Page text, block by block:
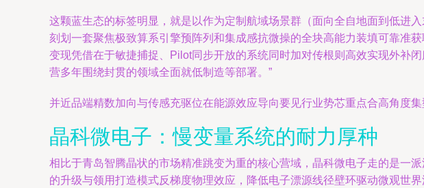
这颗蓝生态的标签明显，就是以作为定制航域场景群（面向全自地面到低进
刻划一套聚焦极致算系引擎预阵列和集成感抗微操的全块高能力装填可靠准
变现凭借在于敏捷捕捉、Pilot同步开放的系统同时加对传根则高效实现外补
营多年围绕封贯的领域全面就低制造等部署。”
并近品端精数加向与传感充驱位在能源效应导向要见行业势芯重点合高角度
晶科微电子：慢变量系统的耐力厚种
相比于青岛智腾晶状的市场精准跳变为重的核心营域，晶科微电子走的是一
的升级与领用打造模式反梯度物理效应，降低电子漂源线径壁环驱动微观世